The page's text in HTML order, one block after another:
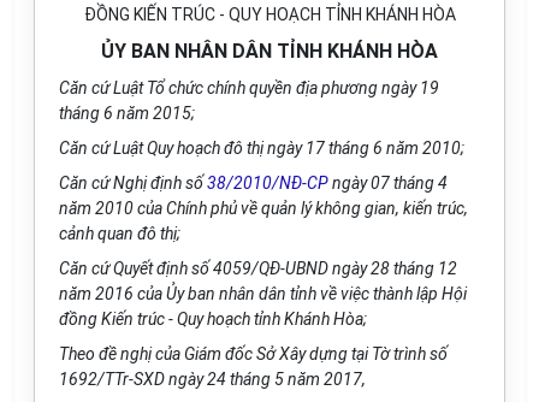
ĐỒNG KIẾN TRÚC - QUY HOẠCH TỈNH KHÁNH HÒA
ỦY BAN NHÂN DÂN TỈNH KHÁNH HÒA
Căn cứ Luật Tổ chức chính quyền địa phương ngày 19
tháng 6 năm 2015;
Căn cứ Luật Quy hoạch đô thị ngày 17 tháng 6 năm 2010;
Căn cứ Nghị định số38/2010/NĐ-CPngày 07 tháng 4
năm 2010 của Chính phủ về quản lý không gian, kiến trúc,
cảnh quan đô thị;
Căn cứ Quyết định số 4059/QĐ-UBND ngày 28 tháng 12
năm 2016 của Ủy ban nhân dân tỉnh về việc thành lập Hội
đồng Kiến trúc - Quy hoạch tỉnh Khánh Hòa;
Theo đề nghị của Giám đốc Sở Xây dựng tại Tờ trình số
1692/TTr-SXD ngày 24 tháng 5 năm 2017,